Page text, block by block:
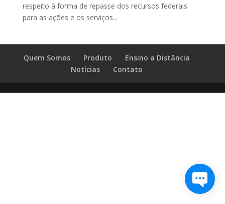
respeito à forma de repasse dos recursos federais
para as ações e os serviços...
Quem Somos Produto
Ensino a Distância
Notícias
Contato